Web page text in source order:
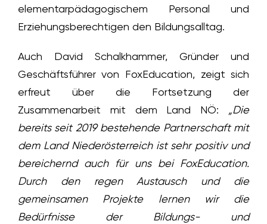
elementarpädagogischem Personal und
Erziehungsberechtigen den Bildungsalltag.
Auch David Schalkhammer, Gründer und
Geschäftsführer von FoxEducation, zeigt sich
erfreut über die Fortsetzung der
Zusammenarbeit mit dem Land NÖ: „Die
bereits seit 2019 bestehende Partnerschaft mit
dem Land Niederösterreich ist sehr positiv und
bereichernd auch für uns bei FoxEducation.
Durch den regen Austausch und die
gemeinsamen Projekte lernen wir die
Bedürfnisse der Bildungs- und